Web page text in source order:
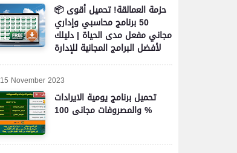
📦 حزمة العمالقة! تحميل أقوى
50 برنامج محاسبي وإداري
مجاني مفعل مدى الحياة | دليلك
لأفضل البرامج المجانية للإدارة
15 November 2023
تحميل برنامج يومية الايرادات
والمصروفات مجانى 100 %